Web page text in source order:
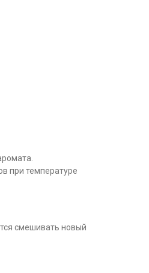
при температуре
смешивать новый